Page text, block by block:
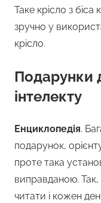
Таке крісло з біса
зручно у
крісло.
Подарунки
інтелекту
Енциклопедія.
подарунок,
проте така
виправданою.
читати і кожен